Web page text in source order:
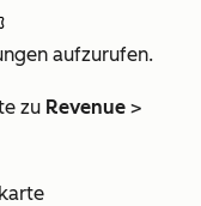
aufzurufen.
zu Revenue >